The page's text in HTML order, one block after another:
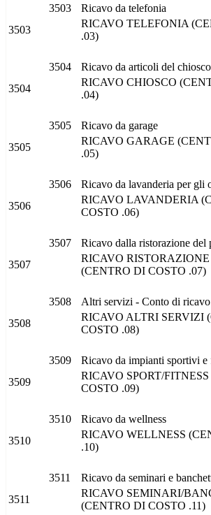
3503 Ricavo da telefonia
3503
RICAVO TELEFONIA
.03)
3504 Ricavo da articoli del chiosco
3504
RICAVO CHIOSCO
.04)
3505 Ricavo da garage
3505
RICAVO GARAGE
.05)
3506 Ricavo da lavanderia per gli
3506
RICAVO LAVANDERIA
COSTO .06)
3507 Ricavo dalla ristorazione del
3507
RICAVO
(CENTRO DI COSTO .07)
3508 Altri servizi - Conto di ricavo
3508
RICAVO ALTRI SERVIZI
COSTO .08)
3509 Ricavo da impianti sportivi e
3509
RICAVO SPORT/
COSTO .09)
3510 Ricavo da wellness
3510
RICAVO WELLNESS
.10)
3511 Ricavo da seminari e
3511
RICAVO SEMINARI/
(CENTRO DI COSTO .11)